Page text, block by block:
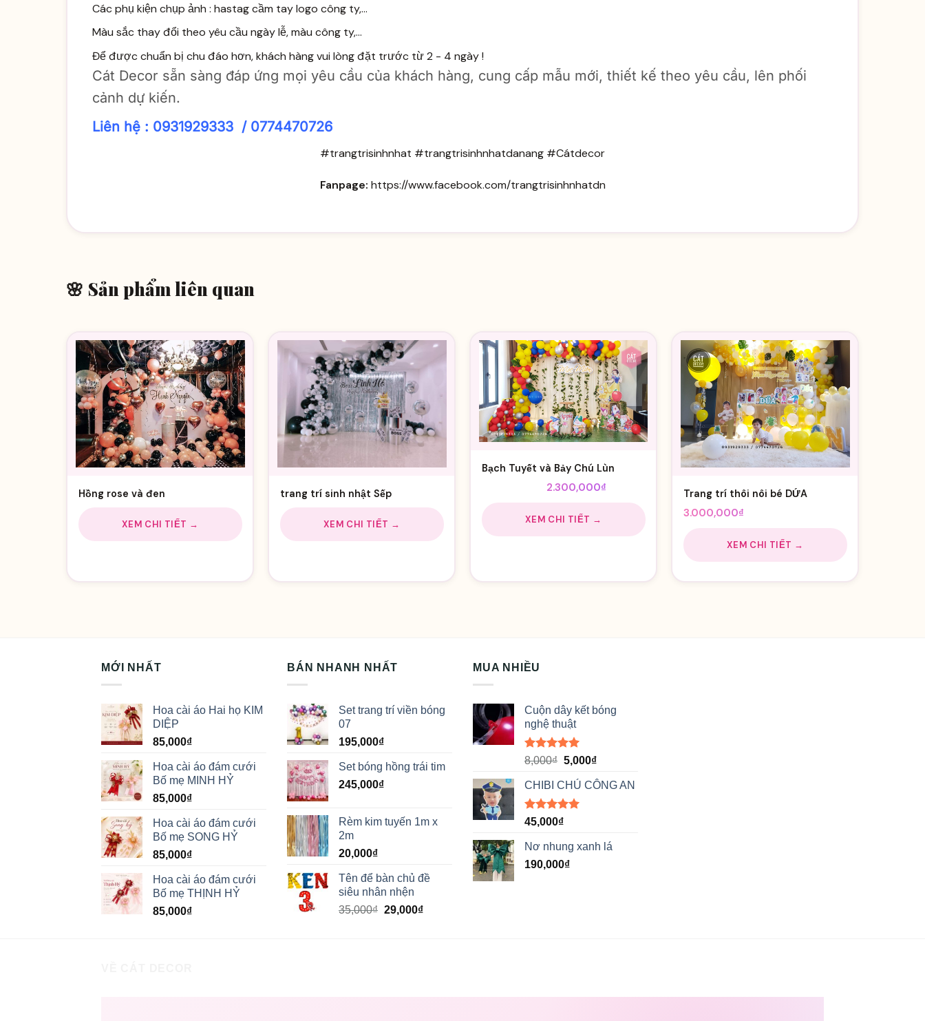
Các phụ kiện chụp ảnh : hastag cầm tay logo công ty,...
Màu sắc thay đổi theo yêu cầu ngày lễ, màu công ty,...
Để được chuẩn bị chu đáo hơn, khách hàng vui lòng đặt trước từ 2 - 4 ngày !
Cát Decor sẵn sàng đáp ứng mọi yêu cầu của khách hàng, cung cấp mẫu mới, thiết kế theo yêu cầu, lên phối
cảnh dự kiến.
Liên hệ : 0931929333 / 0774470726
#trangtrisinhnhat #trangtrisinhnhatdanang #Cátdecor
Fanpage: https://www.facebook.com/trangtrisinhnhatdn
🌸 Sản phẩm liên quan
Hồng rose và đen
XEM CHI TIẾT →
trang trí sinh nhật Sếp
XEM CHI TIẾT →
Bạch Tuyết và Bảy Chú Lùn
Giá
gốc
là:
2.500,000₫.
2.300,000₫
hiện
là:
XEM CHI TIẾT →
Trang trí thôi nôi bé DỨA
3.000,000₫
XEM CHI TIẾT →
MỚI NHẤT
Hoa cài áo Hai họ KIM
DIỆP
85,000₫
Hoa cài áo đám cưới
Bố mẹ MINH HỶ
85,000₫
Hoa cài áo đám cưới
Bố mẹ SONG HỶ
85,000₫
Hoa cài áo đám cưới
Bố mẹ THỊNH HỶ
85,000₫
BÁN NHANH NHẤT
Set trang trí viền bóng
07
195,000₫
Set bóng hồng trái tim
245,000₫
Rèm kim tuyến 1m x
2m
20,000₫
Tên để bàn chủ đề
siêu nhân nhện
35,000₫ Giá
29,000₫Giá
MUA NHIỀU
Cuộn dây kết bóng
nghệ thuật
Được xếp
5 sao
8,000₫ Giá
là:
8,000₫.
5,000₫Giá
tại
CHIBI CHÚ CÔNG AN
Được xếp
5 sao
45,000₫
Nơ nhung xanh lá
190,000₫